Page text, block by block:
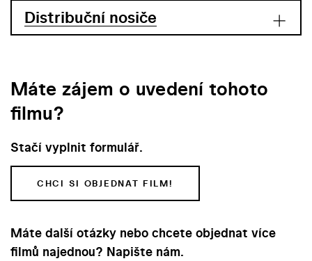
Distribuční nosiče
Máte zájem o uvedení tohoto
filmu?
Stačí vyplnit formulář.
CHCI SI OBJEDNAT FILM!
Máte další otázky nebo chcete objednat více
filmů najednou? Napište nám.